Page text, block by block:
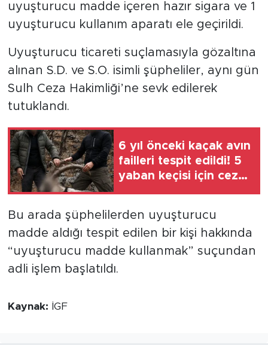
uyuşturucu madde içeren hazır sigara ve 1
uyuşturucu kullanım aparatı ele geçirildi.
Uyuşturucu ticareti suçlamasıyla gözaltına
alınan S.D. ve S.O. isimli şüpheliler, aynı gün
Sulh Ceza Hakimliği’ne sevk edilerek
tutuklandı.
6 yıl önceki kaçak avın
failleri tespit edildi! 5
yaban keçisi için ceza
Bu arada şüphelilerden uyuşturucu
madde aldığı tespit edilen bir kişi hakkında
“uyuşturucu madde kullanmak” suçundan
adli işlem başlatıldı.
Kaynak: İGF